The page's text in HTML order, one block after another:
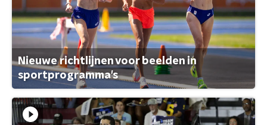
Nieuwe richtlijnen voor beelden in
sportprogramma's